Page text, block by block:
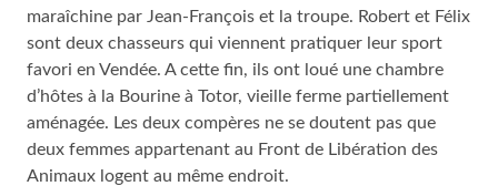
maraîchine par Jean-François et la troupe. Robert et Félix
sont deux chasseurs qui viennent pratiquer leur sport
favori en Vendée. A cette fin, ils ont loué une chambre
d’hôtes à la Bourine à Totor, vieille ferme partiellement
aménagée. Les deux compères ne se doutent pas que
deux femmes appartenant au Front de Libération des
Animaux logent au même endroit.